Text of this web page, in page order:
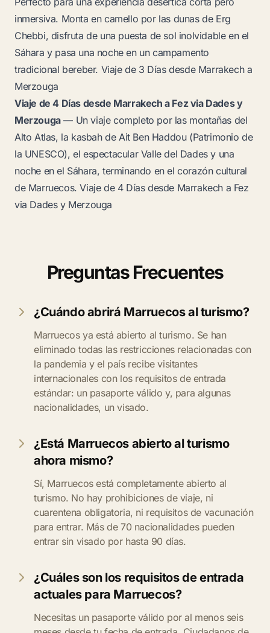
inmersiva. Monta en camello por las dunas de Erg
Chebbi, disfruta de una puesta de sol inolvidable en el
Sáhara y pasa una noche en un campamento
tradicional bereber. Viaje de 3 Días desde Marrakech a
Merzouga
Viaje de 4 Días desde Marrakech a Fez via Dades y
Merzouga— Un viaje completo por las montañas del
Alto Atlas, la kasbah de Ait Ben Haddou (Patrimonio de
la UNESCO), el espectacular Valle del Dades y una
noche en el Sáhara, terminando en el corazón cultural
de Marruecos.Viaje de 4 Días desde Marrakech a Fez
via Dades y Merzouga
Preguntas Frecuentes
¿Cuándo abrirá Marruecos al turismo?
Marruecos ya está abierto al turismo. Se han
eliminado todas las restricciones relacionadas con
la pandemia y el país recibe visitantes
internacionales con los requisitos de entrada
estándar: un pasaporte válido y, para algunas
nacionalidades, un visado.
¿Está Marruecos abierto al turismo
ahora mismo?
Sí, Marruecos está completamente abierto al
turismo. No hay prohibiciones de viaje, ni
cuarentena obligatoria, ni requisitos de vacunación
para entrar. Más de 70 nacionalidades pueden
entrar sin visado por hasta 90 días.
¿Cuáles son los requisitos de entrada
actuales para Marruecos?
Necesitas un pasaporte válido por al menos seis